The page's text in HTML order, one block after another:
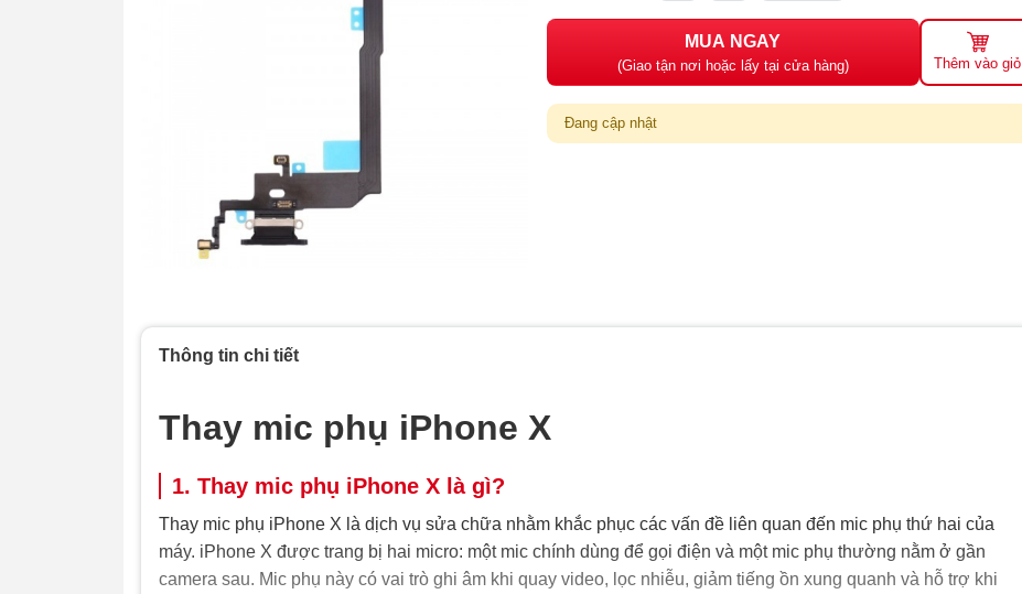
MUA NGAY
(Giao tận nơi hoặc lấy tại cửa hàng) Thêm vào giỏ
Đang cập nhật
Thông tin chi tiết
Thay mic phụ iPhone X
1. Thay mic phụ iPhone X là gì?
Thay mic phụ iPhone X là dịch vụ sửa chữa nhằm khắc phục các vấn đề liên quan đến mic phụ thứ hai của
máy. iPhone X được trang bị hai micro: một mic chính dùng để gọi điện và một mic phụ thường nằm ở gần
camera sau. Mic phụ này có vai trò ghi âm khi quay video, lọc nhiễu, giảm tiếng ồn xung quanh và hỗ trợ khi